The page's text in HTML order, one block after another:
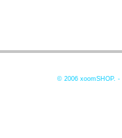
© 2006 xoomSHOP. -